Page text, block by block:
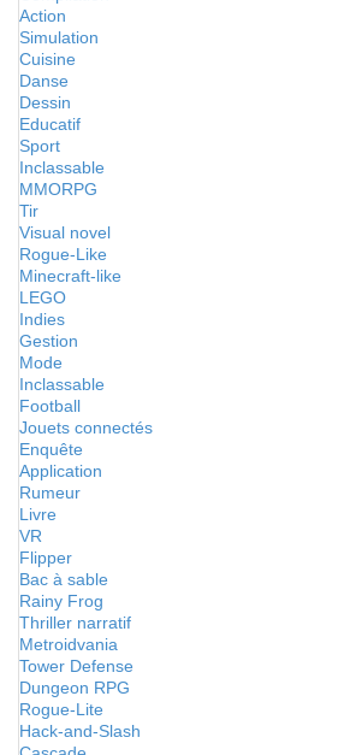
Action
Simulation
Cuisine
Danse
Dessin
Educatif
Sport
Inclassable
MMORPG
Tir
Visual novel
Rogue-Like
Minecraft-like
LEGO
Indies
Gestion
Mode
Inclassable
Football
Jouets connectés
Enquête
Application
Rumeur
Livre
VR
Flipper
Bac à sable
Rainy Frog
Thriller narratif
Metroidvania
Tower Defense
Dungeon RPG
Rogue-Lite
Hack-and-Slash